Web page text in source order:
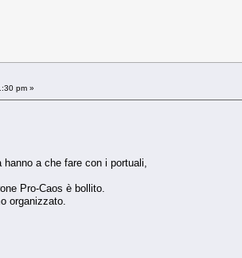
pm »
a che fare con i portuali,
Pro-Caos è bollito.
organizzato.